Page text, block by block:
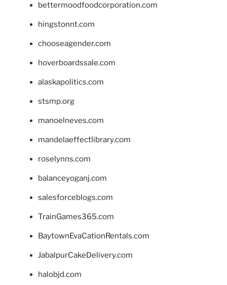
bettermoodfoodcorporation.com
hingstonnt.com
chooseagender.com
hoverboardssale.com
alaskapolitics.com
stsmp.org
manoelneves.com
mandelaeffectlibrary.com
roselynns.com
balanceyoganj.com
salesforceblogs.com
TrainGames365.com
BaytownEvaCationRentals.com
JabalpurCakeDelivery.com
halobjd.com